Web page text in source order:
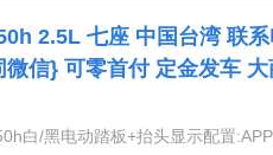
2.5L 七座 中国台湾 联系
信} 可零首付 定金发车
白/黑电动踏板+抬头显示配置